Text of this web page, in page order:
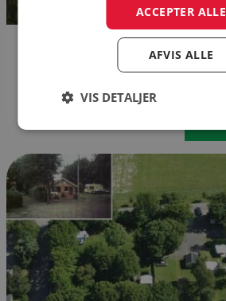
Ly Outdoor Camp
+45 86822201
ACCEPTER ALLE
AFVIS ALLE
VIS DETALJER